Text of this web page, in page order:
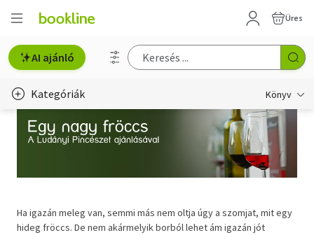
Üres
AI ajánló
Kategóriák Könyv
Életmód, egészség
Hobbi, szabadidő
Ha igazán meleg van, semmi más nem oltja úgy a szomjat, mit egy
hideg fröccs. De nem akármelyik borból lehet ám igazán jót